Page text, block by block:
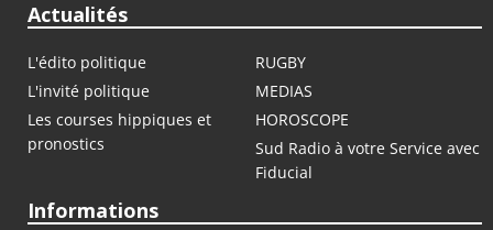
Actualités
L'édito politique
RUGBY
L'invité politique
MEDIAS
Les courses hippiques et
pronostics
HOROSCOPE
Sud Radio à votre Service avec
Fiducial
Informations